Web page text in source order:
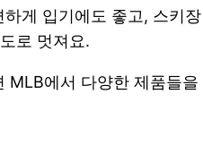
게 입기에도 좋고, 스키
로 멋져요.
에서 다양한 제품들